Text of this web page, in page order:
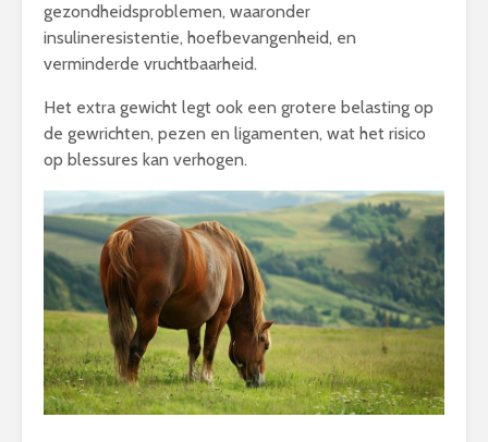
gezondheidsproblemen, waaronder
insulineresistentie, hoefbevangenheid, en
verminderde vruchtbaarheid.
Het extra gewicht legt ook een grotere belasting op
de gewrichten, pezen en ligamenten, wat het risico
op blessures kan verhogen.